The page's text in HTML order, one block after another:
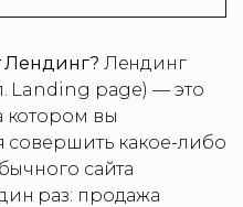
Лендинг? Лендинг
Landing page) — это
котором вы
совершить какое-либо
сайта
раз: продажа